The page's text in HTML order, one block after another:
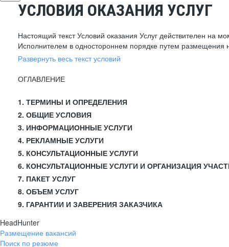
УСЛОВИЯ ОКАЗАНИЯ УСЛУГ
Настоящий текст Условий оказания Услуг действителен на
Исполнителем в одностороннем порядке путем размещения
Развернуть весь текст условий
ОГЛАВЛЕНИЕ
1. ТЕРМИНЫ И ОПРЕДЕЛЕНИЯ
2. ОБЩИЕ УСЛОВИЯ
3. ИНФОРМАЦИОННЫЕ УСЛУГИ
4. РЕКЛАМНЫЕ УСЛУГИ
5. КОНСУЛЬТАЦИОННЫЕ УСЛУГИ
6. КОНСУЛЬТАЦИОННЫЕ УСЛУГИ И ОРГАНИЗАЦИЯ
7. ПАКЕТ УСЛУГ
8. ОБЪЕМ УСЛУГ
9. ГАРАНТИИ И ЗАВЕРЕНИЯ ЗАКАЗЧИКА
HeadHunter
Размещение вакансий
Поиск по резюме